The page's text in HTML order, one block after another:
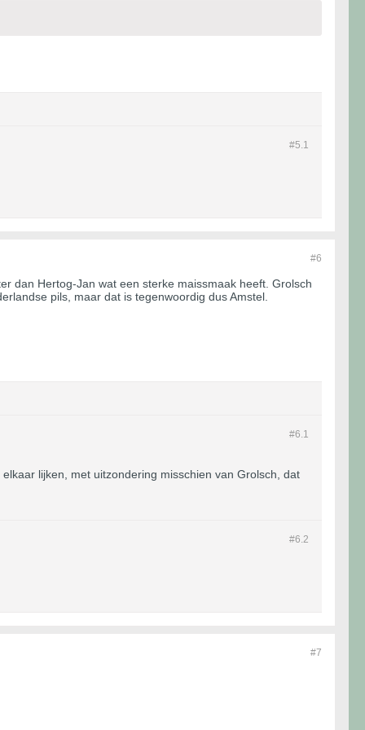
#5. 1
#6
dan Hertog-Jan wat een sterke maissmaak heeft. Grolsch
pils, maar dat is tegenwoordig dus Amstel.
#6. 1
lijken, met uitzondering misschien van Grolsch, dat
#6. 2
#7